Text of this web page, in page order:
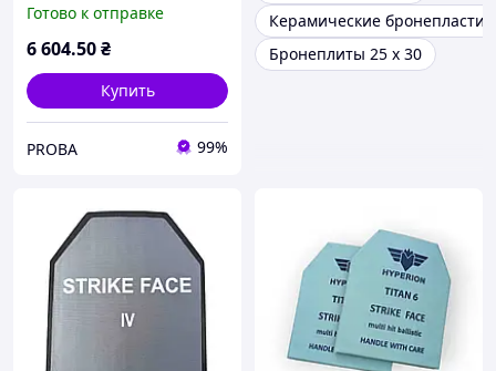
Комплект - 2 шт
Готово к отправке
6 604.50₴
Купить
PROBA 99%
Керамические
Бронеплиты 25 х 30